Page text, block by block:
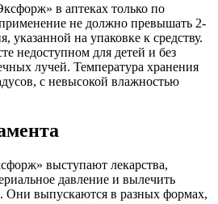
в аптеках только по
не должно превышать 2-
указанной на упаковке к средству.
недоступном для детей и без
лучей. Температура хранения
с невысокой влажностью
выступают лекарства,
давление и вылечить
Они выпускаются в разных формах,